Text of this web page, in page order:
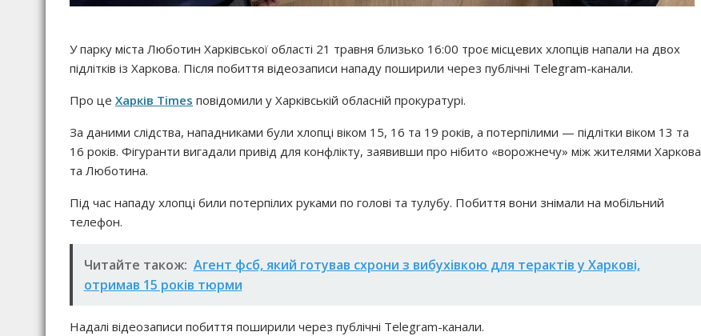
У парку міста Люботин Харківської області 21 травня близько 16:00 троє місцевих хлопців напали на двох
підлітків із Харкова. Після побиття відеозаписи нападу поширили через публічні Telegram-канали.
Про це Харків Times повідомили у Харківській обласній прокуратурі.
За даними слідства, нападниками були хлопці віком 15, 16 та 19 років, а потерпілими — підлітки віком 13 та
16 років. Фігуранти вигадали привід для конфлікту, заявивши про нібито «ворожнечу» між жителями Харкова
та Люботина.
Під час нападу хлопці били потерпілих руками по голові та тулубу. Побиття вони знімали на мобільний
телефон.
Читайте також: Агент фсб, який готував схрони з вибухівкою для терактів у Харкові,
отримав 15 років тюрми
Надалі відеозаписи побиття поширили через публічні Telegram-канали.